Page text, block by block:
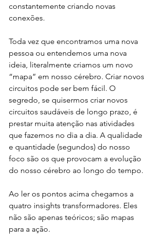
constantemente criando novas
conexões.
Toda vez que encontramos uma nova
pessoa ou entendemos uma nova
ideia, literalmente criamos um novo
“mapa” em nosso cérebro. Criar novos
circuitos pode ser bem fácil. O
segredo, se quisermos criar novos
circuitos saudáveis de longo prazo, é
prestar muita atenção nas atividades
que fazemos no dia a dia. A qualidade
e quantidade (segundos) do nosso
foco são os que provocam a evolução
do nosso cérebro ao longo do tempo.
Ao ler os pontos acima chegamos a
quatro insights transformadores. Eles
não são apenas teóricos; são mapas
para a ação.